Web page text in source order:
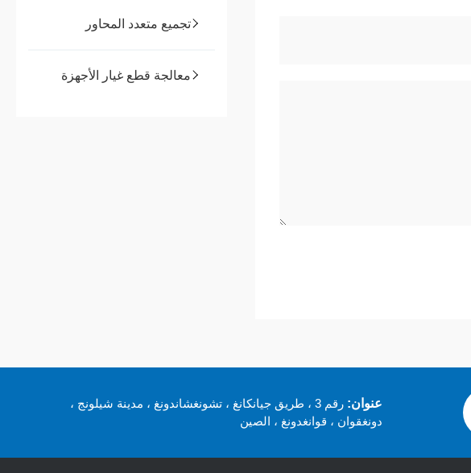
تجميع متعدد المحاور
معالجة قطع غيار الأجهزة
عنوان:
رقم 3 ، طريق جيانكانغ ، تشونغشاندونغ ، مدينة شيلونج ،
دونغقوان ، قوانغدونغ ، الصين